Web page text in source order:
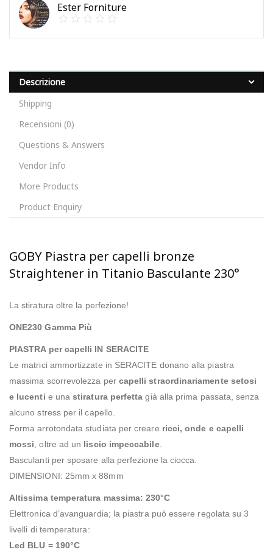
Ester Forniture
Descrizione
Shipping
Recensioni (0)
Questions & Answers
Vendor Info
More Products
Product Enquiry
GOBY Piastra per capelli bronze
Straightener in Titanio Basculante 230°
La stiratura oltre la perfezione!
ONE230 Gamma Più
PIASTRA per capelli IN SERACITE
Le matrici ammortizzate in SERACITE donano alla piastra
massima scorrevolezza per capelli straordinariamente setosi
e lucenti e unastiratura perfetta già alla prima passata, senza
alcuno stress per il capello.
Forma arrotondata studiata per creare ricci, onde e capelli
mossi , oltre ad un liscio impeccabile.
Basculanti per sposare alla perfezione la ciocca.
DIMENSIONI: 25mm x 88mm
Altissima temperatura massima: 230°C
Elettronica d’avanguardia; la piastra può essere regolata su 3
livelli di temperatura:
Led BLU = 190°C